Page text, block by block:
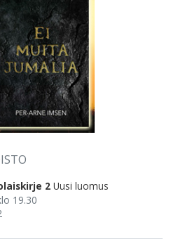
2 Uusi luomus
19.30